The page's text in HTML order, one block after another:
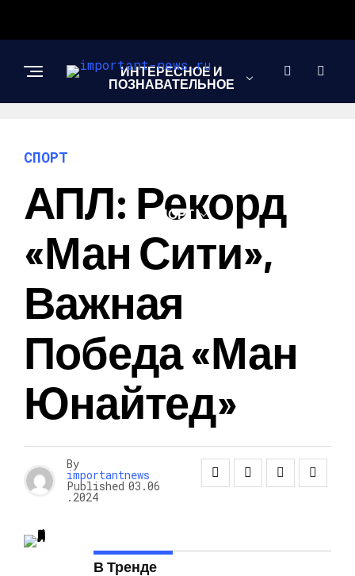
ИНТЕРЕСНОЕ И
ПОЗНАВАТЕЛЬНОЕ
СПОРТ
СПОРТ
АПЛ: Рекорд
«Ман Сити»,
Важная
Победа «Ман
Юнайтед»
By
importantnews
Published 03.06
.2024
В Тренде